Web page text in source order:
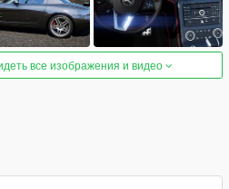
все изображения и видео